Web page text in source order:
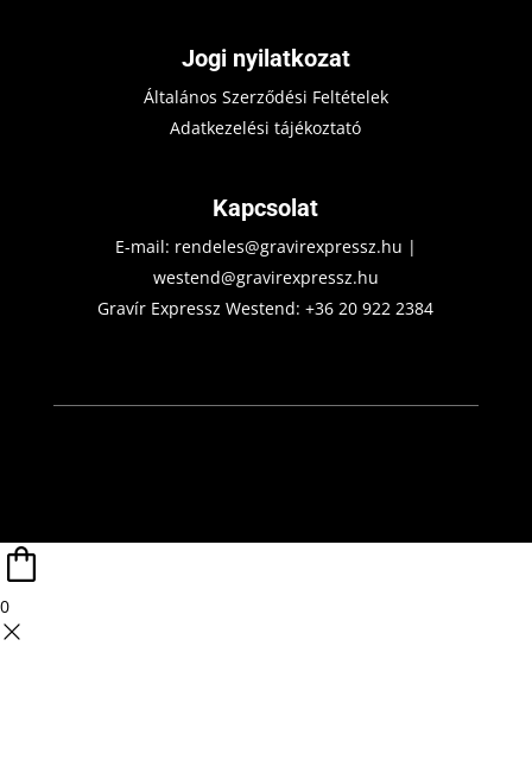
Jogi nyilatkozat
Általános Szerződési Feltételek
Adatkezelési tájékoztató
Kapcsolat
E-mail: rendeles@gravirexpressz.hu |
westend@gravirexpressz.hu
Gravír Expressz Westend:+36 20 922 2384
0